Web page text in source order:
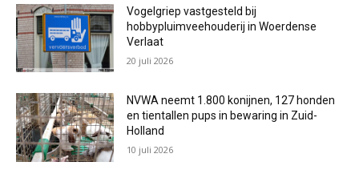
Vogelgriep vastgesteld bij
hobbypluimveehouderij in Woerdense
Verlaat
20 juli 2026
NVWA neemt 1.800 konijnen, 127 honden
en tientallen pups in bewaring in Zuid-
Holland
10 juli 2026